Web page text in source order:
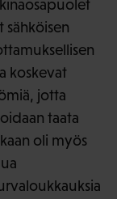
sähköisen
koskevat
jotta
taata
oli myös